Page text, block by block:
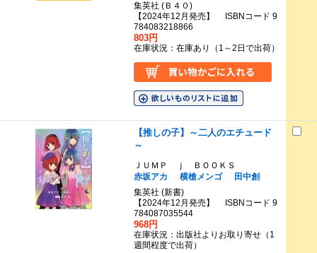
集英社 (Ｂ４０)
【2024年12月発売】 ISBNコード 9
784083218866
803円
在庫状況：在庫あり（1～2日で出荷）
【推しの子】～二人のエチュード
～
ＪＵＭＰ ｊ ＢＯＯＫＳ
赤坂アカ
横槍メンゴ
田中創
集英社 (新書)
【2024年12月発売】 ISBNコード 9
784087035544
968円
在庫状況：出版社よりお取り寄せ（1
週間程度で出荷）